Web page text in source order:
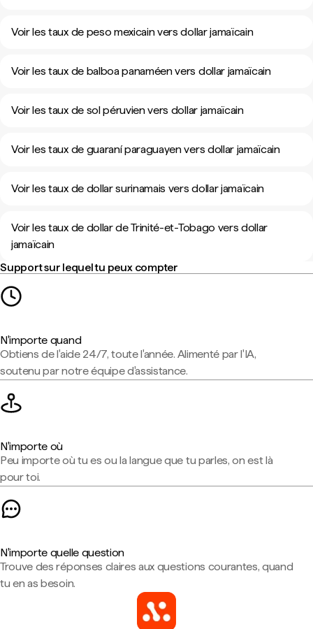
Voir les taux de peso mexicain vers dollar jamaïcain
Voir les taux de balboa panaméen vers dollar jamaïcain
Voir les taux de sol péruvien vers dollar jamaïcain
Voir les taux de guaraní paraguayen vers dollar jamaïcain
Voir les taux de dollar surinamais vers dollar jamaïcain
Voir les taux de dollar de Trinité-et-Tobago vers dollar
jamaïcain
Support sur lequel tu peux compter
N'importe quand
Obtiens de l'aide 24/7, toute l'année. Alimenté par l'IA,
soutenu par notre équipe d'assistance.
N'importe où
Peu importe où tu es ou la langue que tu parles, on est là
pour toi.
N'importe quelle question
Trouve des réponses claires aux questions courantes, quand
tu en as besoin.